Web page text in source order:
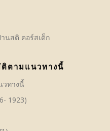
นสติ คอร์สเด็ก
ตามแนวทางนี้
วทางนี้
1923)